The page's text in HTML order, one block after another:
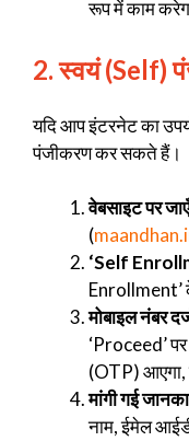
रूप में काम
2. स्वयं (Self)
यदि आप इंटरनेट का
पंजीकरण कर सकते हैं।
वेबसाइट पर
(
‘Self
Enrollment’
मोबाइल नंबर
‘Proceed’
(OTP)
मांगी गई
नाम, ईमेल